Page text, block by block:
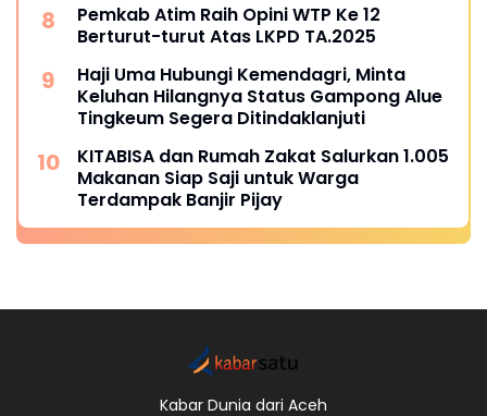
Pemkab Atim Raih Opini WTP Ke 12
Berturut-turut Atas LKPD TA.2025
Haji Uma Hubungi Kemendagri, Minta
Keluhan Hilangnya Status Gampong Alue
Tingkeum Segera Ditindaklanjuti
KITABISA dan Rumah Zakat Salurkan 1.005
Makanan Siap Saji untuk Warga
Terdampak Banjir Pijay
Kabar Dunia dari Aceh